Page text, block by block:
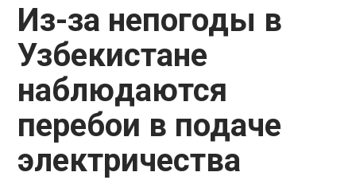
Из-за непогоды в
Узбекистане
наблюдаются
перебои в подаче
электричества